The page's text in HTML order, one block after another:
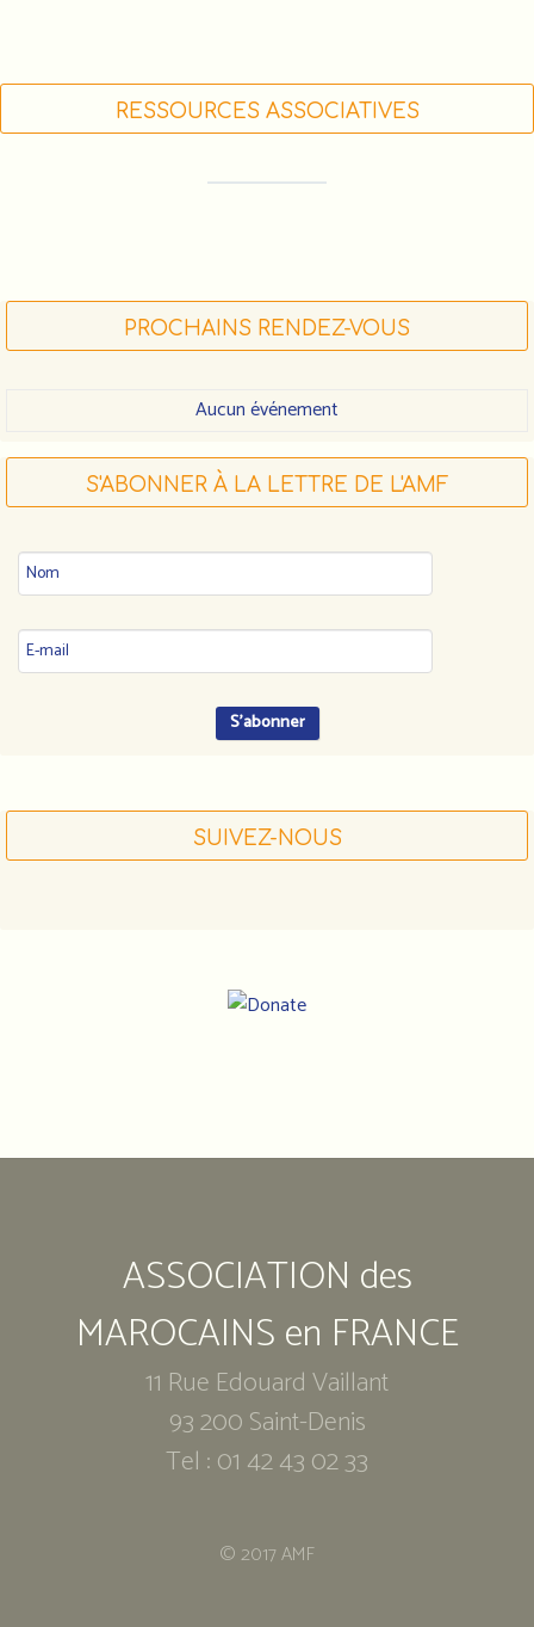
RESSOURCES ASSOCIATIVES
PROCHAINS RENDEZ-VOUS
Aucun événement
S'ABONNER À LA LETTRE DE L'AMF
SUIVEZ-NOUS
adresse
des
marocains
en
France
11
Rue
Édouard
Vaillant
ASSOCIATION des
MAROCAINS en FRANCE
11 Rue Edouard Vaillant
93 200 Saint-Denis
Tel : 01 42 43 02 33
© 2017 AMF